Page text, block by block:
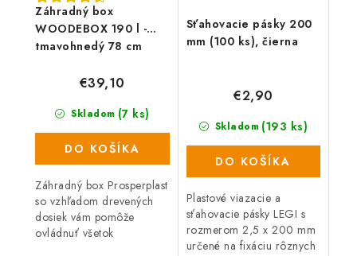
Záhradný box
WOODEBOX 190 l -
tmavohnedý 78 cm
Skladom (7 ks)
€39,10
DO KOŠÍKA
Záhradný box Prosperplast
so vzhľadom drevených
dosiek vám pomôže
ovládnuť všetok
Sťahovacie pásky 200
mm (100 ks), čierna
Skladom (193 ks)
€2,90
DO KOŠÍKA
Plastové viazacie a
sťahovacie pásky LEGI s
rozmerom 2,5 x 200 mm
určené na fixáciu rôznych